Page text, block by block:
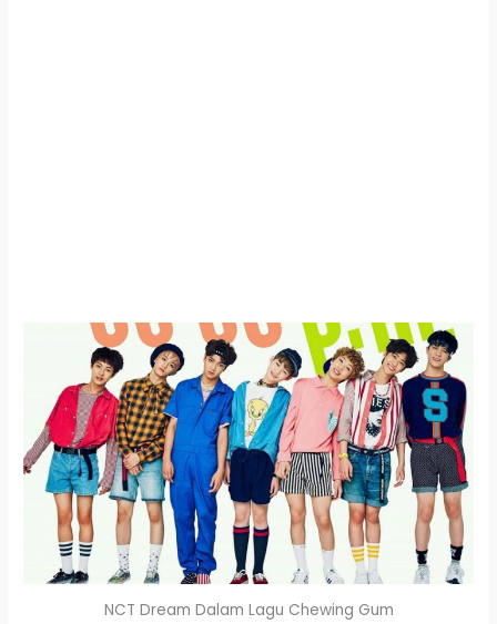
NCT Dream Dalam Lagu Chewing Gum